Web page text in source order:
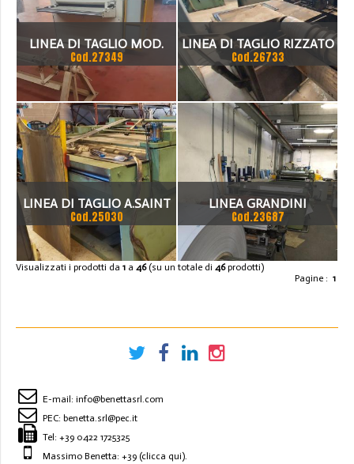
LINEA DI TAGLIO MOD.
MINI SPESSORE 1,25MM
ASPO SVOLGITORE FOLLE
DA 3000 KG
RADDRIZZATRICE A 5
ALBERI CESOIA MECCANICA
1280MM X
Cod.27349
LINEA DI TAGLIO RIZZATO
Cod.26733
LINEA DI TAGLIO A.SAINT
1500 X 2MM
Cod.25030
LINEA GRANDINI
COMBINATA DI TAGLIO
TRASVERSALE/
PER NASTRI 1.500 X 1,5 (2,5)
Cod.23687
Visualizzati i prodotti da 1 a 46(su un totale di 46prodotti)
Pagine : 1
E-mail: info@benettasrl.com
PEC: benetta.srl@pec.it
Tel: +39 0422 1725325
Massimo Benetta: +39 (clicca qui).